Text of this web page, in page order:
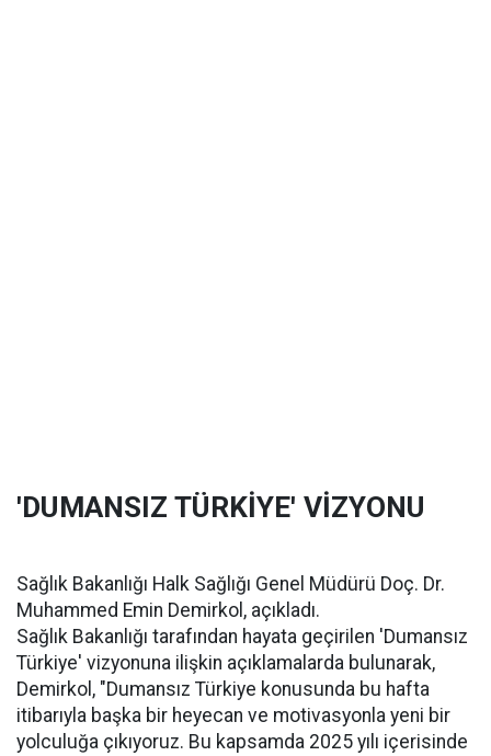
'DUMANSIZ TÜRKİYE' VİZYONU
Sağlık Bakanlığı Halk Sağlığı Genel Müdürü Doç. Dr.
Muhammed Emin Demirkol, açıkladı.
Sağlık Bakanlığı tarafından hayata geçirilen 'Dumansız
Türkiye' vizyonuna ilişkin açıklamalarda bulunarak,
Demirkol, "Dumansız Türkiye konusunda bu hafta
itibarıyla başka bir heyecan ve motivasyonla yeni bir
yolculuğa çıkıyoruz. Bu kapsamda 2025 yılı içerisinde